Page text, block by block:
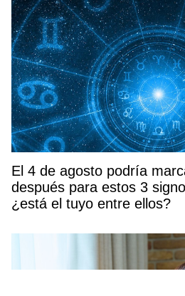
El 4 de agosto podría
después para estos 3
¿está el tuyo entre ellos?